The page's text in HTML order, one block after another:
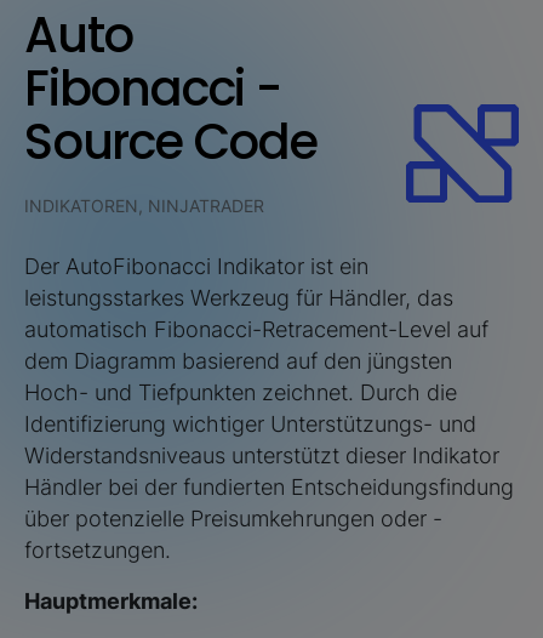
Auto
Fibonacci -
Source Code
INDIKATOREN, NINJATRADER
Der AutoFibonacci Indikator ist ein
leistungsstarkes Werkzeug für Händler, das
automatisch Fibonacci-Retracement-Level auf
dem Diagramm basierend auf den jüngsten
Hoch- und Tiefpunkten zeichnet. Durch die
Identifizierung wichtiger Unterstützungs- und
Widerstandsniveaus unterstützt dieser Indikator
Händler bei der fundierten Entscheidungsfindung
über potenzielle Preisumkehrungen oder -
fortsetzungen.
Hauptmerkmale: